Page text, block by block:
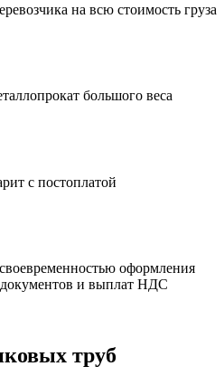
на всю стоимость груза
большого веса
с постоплатой
оформления
и выплат НДС
труб